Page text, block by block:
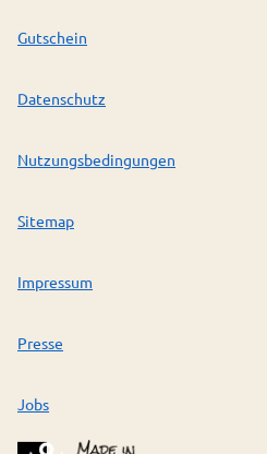
Gutschein
Datenschutz
Nutzungsbedingungen
Sitemap
Impressum
Presse
Jobs